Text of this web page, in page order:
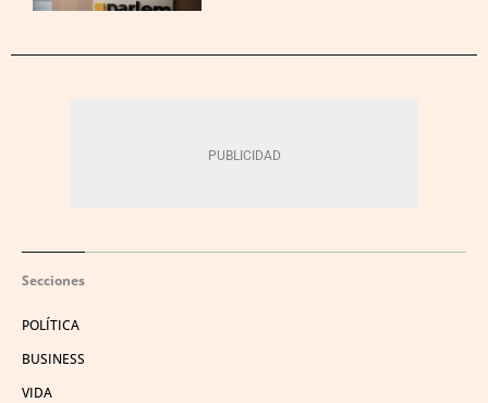
Secciones
POLÍTICA
BUSINESS
VIDA